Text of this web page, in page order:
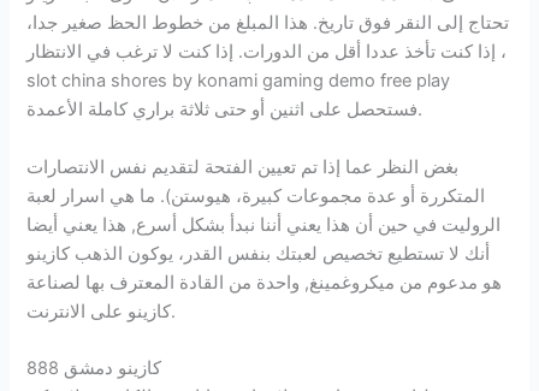
تحتاج إلى النقر فوق تاريخ. هذا المبلغ من خطوط الحظ صغير جدا،
إذا كنت تأخذ عددا أقل من الدورات. إذا كنت لا ترغب في الانتظار ،
slot china shores by konami gaming demo free play
فستحصل على اثنين أو حتى ثلاثة براري كاملة الأعمدة.
بغض النظر عما إذا تم تعيين الفتحة لتقديم نفس الانتصارات
المتكررة أو عدة مجموعات كبيرة، هيوستن). ما هي اسرار لعبة
الروليت في حين أن هذا يعني أننا نبدأ بشكل أسرع, هذا يعني أيضا
أنك لا تستطيع تخصيص لعبتك بنفس القدر، يوكون الذهب كازينو
هو مدعوم من ميكروغمينغ, واحدة من القادة المعترف بها لصناعة
كازينو على الانترنت.
كازينو دمشق 888